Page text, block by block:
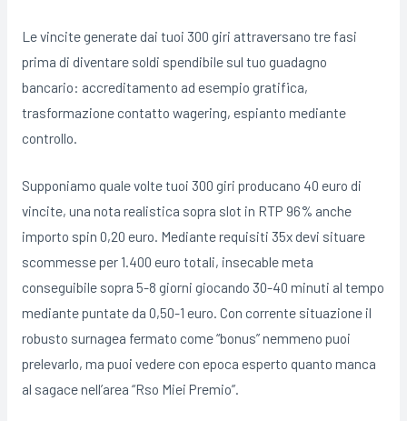
Le vincite generate dai tuoi 300 giri attraversano tre fasi
prima di diventare soldi spendibile sul tuo guadagno
bancario: accreditamento ad esempio gratifica,
trasformazione contatto wagering, espianto mediante
controllo.
Supponiamo quale volte tuoi 300 giri producano 40 euro di
vincite, una nota realistica sopra slot in RTP 96% anche
importo spin 0,20 euro. Mediante requisiti 35x devi situare
scommesse per 1.400 euro totali, insecable meta
conseguibile sopra 5-8 giorni giocando 30-40 minuti al tempo
mediante puntate da 0,50-1 euro. Con corrente situazione il
robusto surnagea fermato come “bonus” nemmeno puoi
prelevarlo, ma puoi vedere con epoca esperto quanto manca
al sagace nell’area “Rso Miei Premio”.